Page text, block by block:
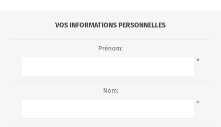
VOS INFORMATIONS PERSONNELLES
Prénom:
*
Nom:
*